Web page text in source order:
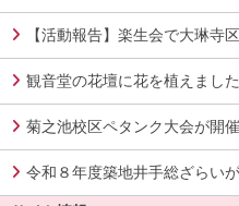
【活動報告】楽生会で大琳寺
観音堂の花壇に花を植えました
菊之池校区ペタンク大会が開
令和８年度築地井手総ざらい